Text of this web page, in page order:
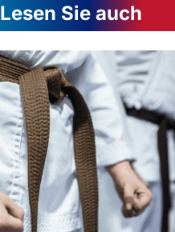
Lesen Sie auch